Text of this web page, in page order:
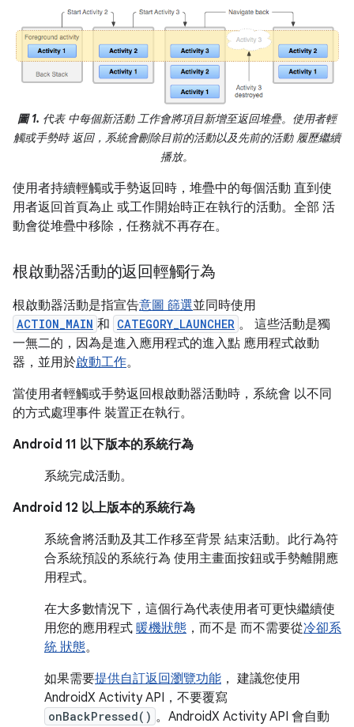
圖 1. 代表 中每個新活動 工作會將項目新增至返回堆疊。使用者輕
觸或手勢時 返回，系統會刪除目前的活動以及先前的活動 履歷繼續
播放。
使用者持續輕觸或手勢返回時，堆疊中的每個活動 直到使
用者返回首頁為止 或工作開始時正在執行的活動。全部 活
動會從堆疊中移除，任務就不再存在。
根啟動器活動的返回輕觸行為
根啟動器活動是指宣告意圖 篩選並同時使用
ACTION_MAIN 和 CATEGORY_LAUNCHER 。 這些活動是獨
一無二的，因為是進入應用程式的進入點 應用程式啟動
器，並用於啟動工作。
當使用者輕觸或手勢返回根啟動器活動時，系統會 以不同
的方式處理事件 裝置正在執行。
Android 11 以下版本的系統行為
系統完成活動。
Android 12 以上版本的系統行為
系統會將活動及其工作移至背景 結束活動。此行為符
合系統預設的系統行為 使用主畫面按鈕或手勢離開應
用程式。
在大多數情況下，這個行為代表使用者可更快繼續使
用您的應用程式 暖機狀態 ，而不是 而不需要從冷卻系
統 狀態。
如果需要提供自訂返回瀏覽功能 ， 建議您使用
AndroidX Activity API，不要覆寫
onBackPressed() 。AndroidX Activity API 會自動